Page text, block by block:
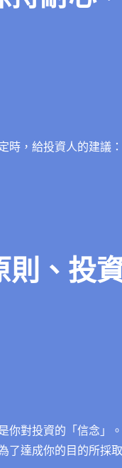
時，給投資人的建議
、投
你對投資的「信念」
了達成你的目的所採